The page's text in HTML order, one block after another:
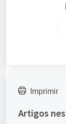
Imprimir
Artigos